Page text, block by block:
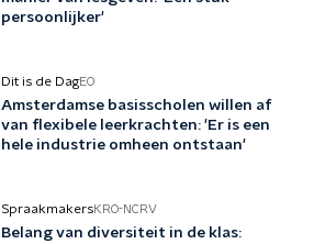
persoonlijker'
Dit is de DagEO
Amsterdamse basisscholen willen af
van flexibele leerkrachten: 'Er is een
hele industrie omheen ontstaan'
SpraakmakersKRO-NCRV
Belang van diversiteit in de klas: